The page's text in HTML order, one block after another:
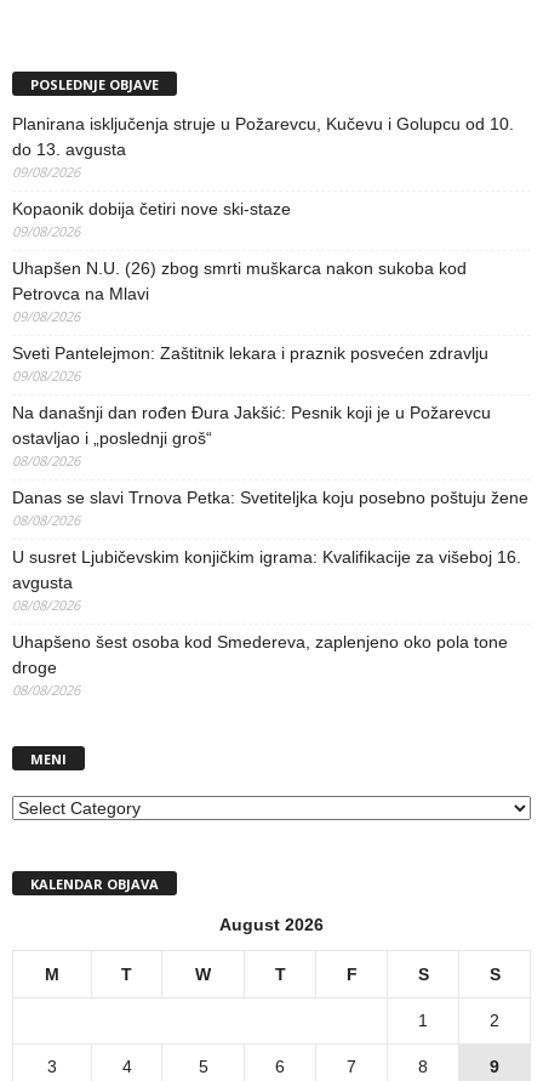
POSLEDNJE OBJAVE
Planirana isključenja struje u Požarevcu, Kučevu i Golupcu od 10.
do 13. avgusta
09/08/2026
Kopaonik dobija četiri nove ski-staze
09/08/2026
Uhapšen N.U. (26) zbog smrti muškarca nakon sukoba kod
Petrovca na Mlavi
09/08/2026
Sveti Pantelejmon: Zaštitnik lekara i praznik posvećen zdravlju
09/08/2026
Na današnji dan rođen Đura Jakšić: Pesnik koji je u Požarevcu
ostavljao i „poslednji groš“
08/08/2026
Danas se slavi Trnova Petka: Svetiteljka koju posebno poštuju žene
08/08/2026
U susret Ljubičevskim konjičkim igrama: Kvalifikacije za višeboj 16.
avgusta
08/08/2026
Uhapšeno šest osoba kod Smedereva, zaplenjeno oko pola tone
droge
08/08/2026
MENI
MENI
KALENDAR OBJAVA
August 2026
M T W T F S S
1 2
3 4 5 6 7 8 9